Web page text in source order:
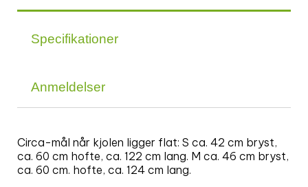
Specifikationer
Anmeldelser
Circa-mål når kjolen ligger flat: S ca. 42 cm bryst,
ca. 60 cm hofte, ca. 122 cm lang. M ca. 46 cm bryst,
ca. 60 cm. hofte, ca. 124 cm lang.